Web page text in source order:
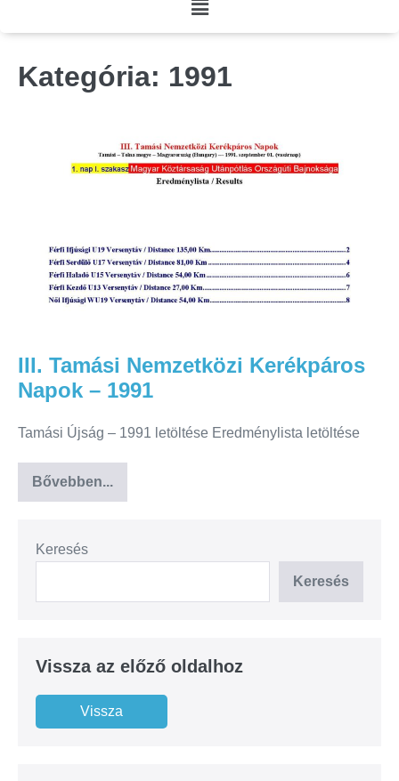
Kategória: 1991
III. Tamási Nemzetközi Kerékpáros
Napok – 1991
Tamási Újság – 1991 letöltése Eredménylista letöltése
Bővebben...
Keresés
Keresés
Vissza az előző oldalhoz